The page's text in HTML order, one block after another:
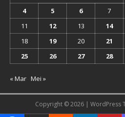
4
5 6 7
11
12 13 14
18
19 20 21
25
26 27 28
« Mar Mei »
Copyright © 2026 | WordPress